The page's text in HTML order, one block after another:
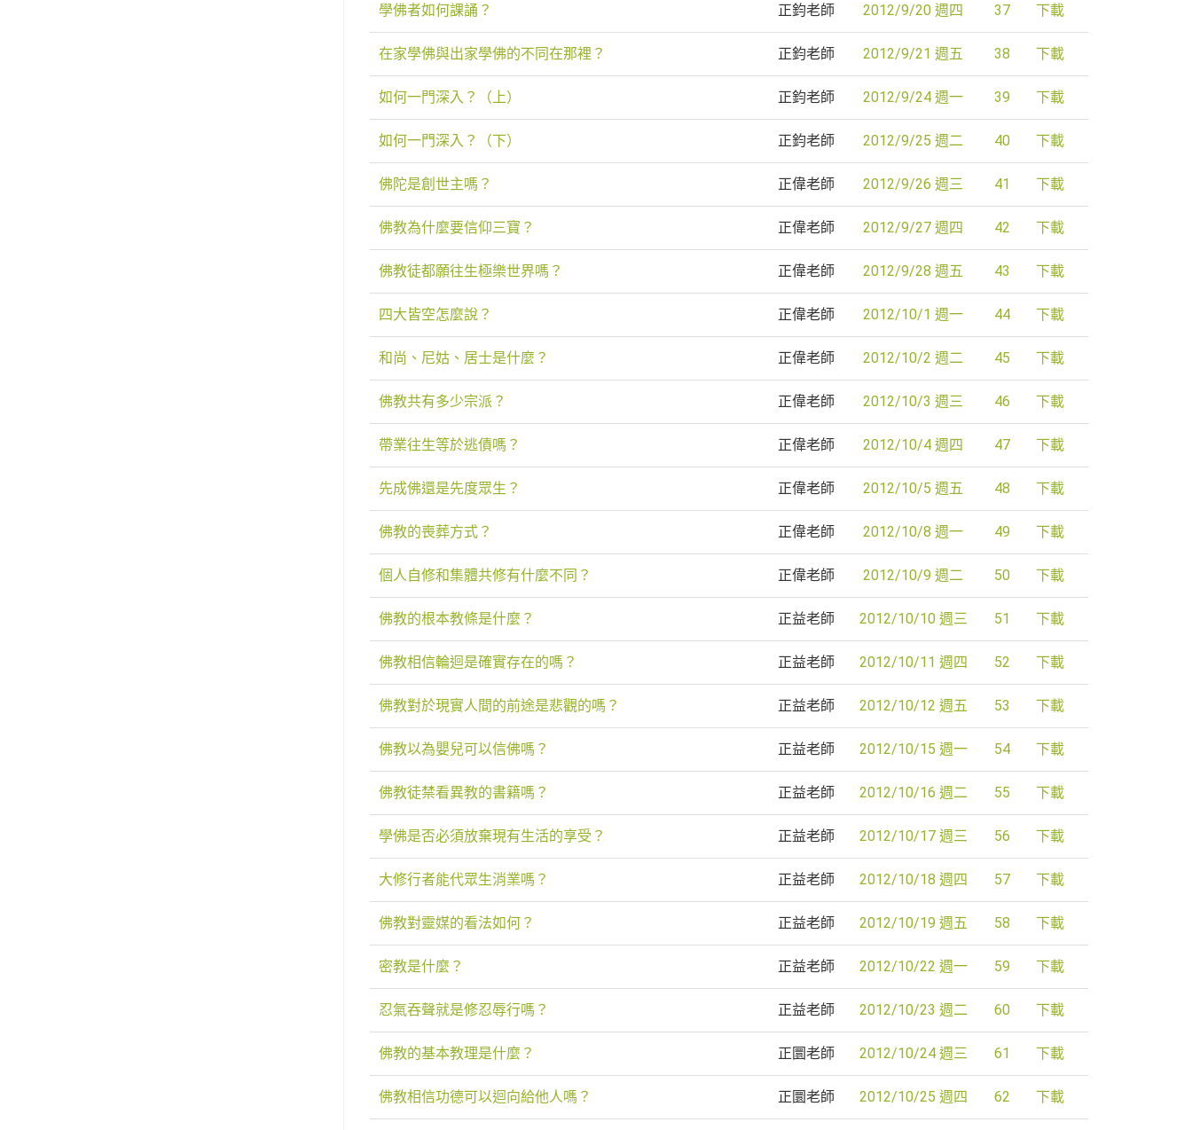
學佛者如何課誦？ 正鈞老師 2012/9/20 週四 37 下載
在家學佛與出家學佛的不同在那裡？ 正鈞老師 2012/9/21 週五 38 下載
如何一門深入？（上） 正鈞老師 2012/9/24 週一 39 下載
如何一門深入？（下） 正鈞老師 2012/9/25 週二 40 下載
佛陀是創世主嗎？ 正偉老師 2012/9/26 週三 41 下載
佛教為什麼要信仰三寶？ 正偉老師 2012/9/27 週四 42 下載
佛教徒都願往生極樂世界嗎？ 正偉老師 2012/9/28 週五 43 下載
四大皆空怎麼說？ 正偉老師 2012/10/1 週一 44 下載
和尚、尼姑、居士是什麼？ 正偉老師 2012/10/2 週二 45 下載
佛教共有多少宗派？ 正偉老師 2012/10/3 週三 46 下載
帶業往生等於逃債嗎？ 正偉老師 2012/10/4 週四 47 下載
先成佛還是先度眾生？ 正偉老師 2012/10/5 週五 48 下載
佛教的喪葬方式？ 正偉老師 2012/10/8 週一 49 下載
個人自修和集體共修有什麼不同？ 正偉老師 2012/10/9 週二 50 下載
佛教的根本教條是什麼？ 正益老師 2012/10/10 週三 51 下載
佛教相信輪迴是確實存在的嗎？ 正益老師 2012/10/11 週四 52 下載
佛教對於現實人間的前途是悲觀的嗎？ 正益老師 2012/10/12 週五 53 下載
佛教以為嬰兒可以信佛嗎？ 正益老師 2012/10/15 週一 54 下載
佛教徒禁看異教的書籍嗎？ 正益老師 2012/10/16 週二 55 下載
學佛是否必須放棄現有生活的享受？ 正益老師 2012/10/17 週三 56 下載
大修行者能代眾生消業嗎？ 正益老師 2012/10/18 週四 57 下載
佛教對靈媒的看法如何？ 正益老師 2012/10/19 週五 58 下載
密教是什麼？ 正益老師 2012/10/22 週一 59 下載
忍氣吞聲就是修忍辱行嗎？ 正益老師 2012/10/23 週二 60 下載
佛教的基本教理是什麼？ 正圜老師 2012/10/24 週三 61 下載
佛教相信功德可以迴向給他人嗎？ 正圜老師 2012/10/25 週四 62 下載